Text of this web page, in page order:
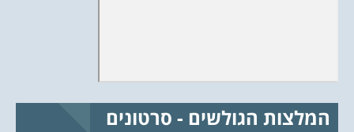
המלצות הגולשים - סרטונים